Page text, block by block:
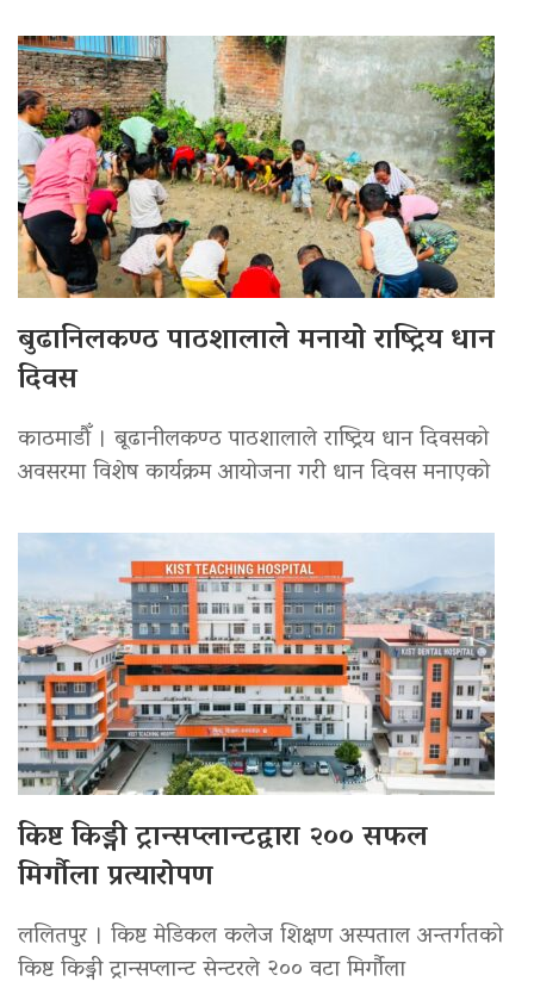
बुढानिलकण्ठ पाठशालाले मनायो राष्ट्रिय धान
दिवस
काठमाडौँ । बूढानीलकण्ठ पाठशालाले राष्ट्रिय धान दिवसको
अवसरमा विशेष कार्यक्रम आयोजना गरी धान दिवस मनाएको
किष्ट किड्नी ट्रान्सप्लान्टद्वारा २०० सफल
मिर्गौला प्रत्यारोपण
ललितपुर । किष्ट मेडिकल कलेज शिक्षण अस्पताल अन्तर्गतको
किष्ट किड्नी ट्रान्सप्लान्ट सेन्टरले २०० वटा मिर्गौला